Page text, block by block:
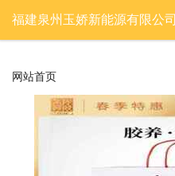
福建泉州玉娇新能源有限公司
网站首页